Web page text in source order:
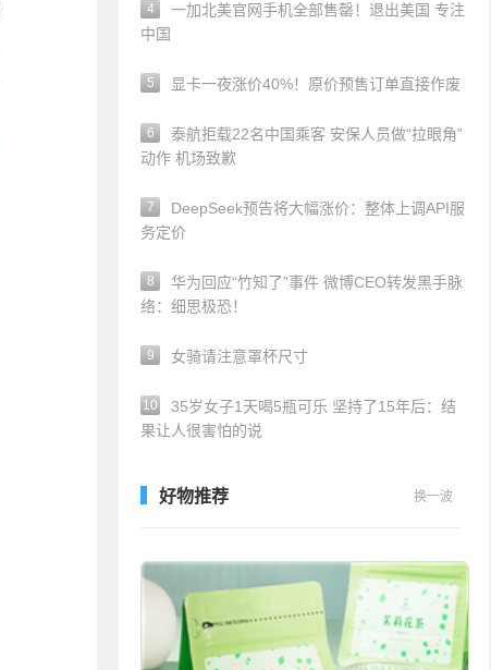
4
一加北美官网手机全部售罄！退出美国 专注
中国
5 显卡一夜涨价40%！原价预售订单直接作废
6
泰航拒载22名中国乘客 安保人员做“拉眼角”
动作 机场致歉
7
DeepSeek预告将大幅涨价：整体上调API服
务定价
8
华为回应“竹知了”事件 微博CEO转发黑手脉
络：细思极恐！
9 女骑请注意罩杯尺寸
10
35岁女子1天喝5瓶可乐 坚持了15年后：结
果让人很害怕的说
好物推荐 换一波